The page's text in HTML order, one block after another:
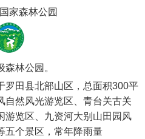
林公园。
田县北部山区，总面积300平
自然风光游览区、青台关古关
游览区、九资河大别山田园风
五个景区，常年降雨量